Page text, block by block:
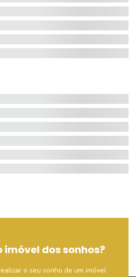
imóvel dos sonhos?
o seu sonho de um imóvel